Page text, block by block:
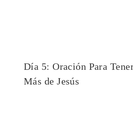
Día 5: Oración Para
Más de Jesús